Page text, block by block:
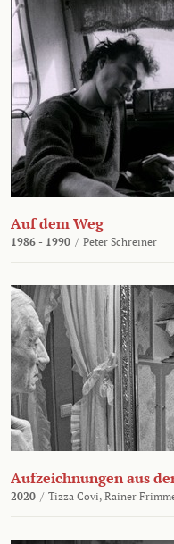
Auf dem Weg
1986 - 1990 / Peter Schreiner
Aufzeichnungen aus
2020 / Tizza Covi, Rainer